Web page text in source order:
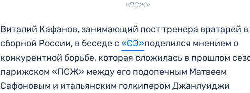
«ПСЖ»
Виталий Кафанов, занимающий пост тренера вратарей в
сборной России, в беседе с«СЭ»поделился мнением о
конкурентной борьбе, которая сложилась в прошлом
парижском «ПСЖ» между его подопечным Матвеем
Сафоновым и итальянским голкипером Джанлуиджи